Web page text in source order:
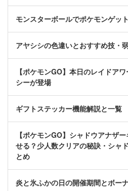
モンスターボールでポケモンゲッ
アヤシシの色違いとおすすめ技・
【ポケモンGO】本日のレイドア
シーが登場
ギフトステッカー機能解説と一覧
【ポケモンGO】シャドウアナザ
せる？少人数クリアの秘訣・シャ
とめ
炎と氷ふかの日の開催期間とボー